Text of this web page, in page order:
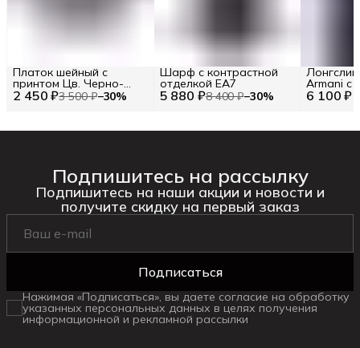
2 450 ₽3 500 ₽−30%
Платок шейный с
принтом Цв. Черно-
белый 5 880 ₽8 400 ₽−30%
Шарф с контрастной
отделкой EA7
6 100 ₽
Armani с
Подпишитесь на рассылку
Подпишитесь на наши акции и новости и
получите скидку на первый заказ
Подписаться
Нажимая «Подписаться», вы даете согласие на обработку
указанных персональных данных в целях получения
информационной и рекламной рассылки